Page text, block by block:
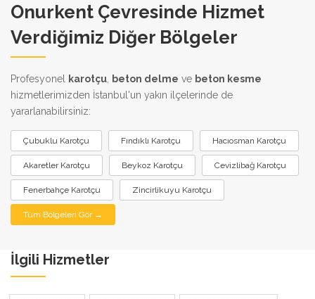
Onurkent Çevresinde Hizmet
Verdiğimiz Diğer Bölgeler
Profesyonel karotçu beton delme ve beton kesme
hizmetlerimizden İstanbul'un yakın ilçelerinde de
yararlanabilirsiniz:
Çubuklu Karotçu Fındıklı Karotçu Hacıosman Karotçu
Akaretler Karotçu Beykoz Karotçu Cevizlibağ Karotçu
Fenerbahçe Karotçu Zincirlikuyu Karotçu
Tüm Bölgeleri Gör →
İlgili Hizmetler